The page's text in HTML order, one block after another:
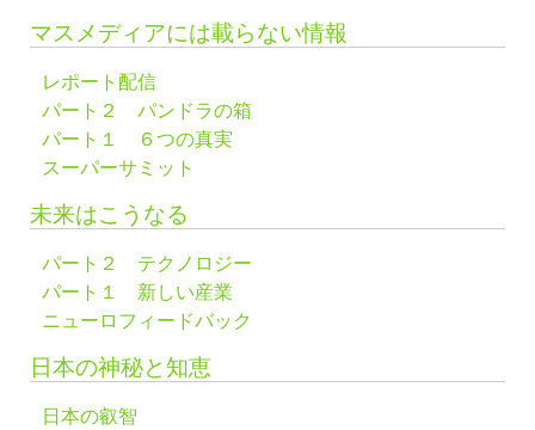
マスメディアには載らない情報
レポート配信
パート２ パンドラの箱
パート１ ６つの真実
スーパーサミット
未来はこうなる
パート２ テクノロジー
パート１ 新しい産業
ニューロフィードバック
日本の神秘と知恵
日本の叡智